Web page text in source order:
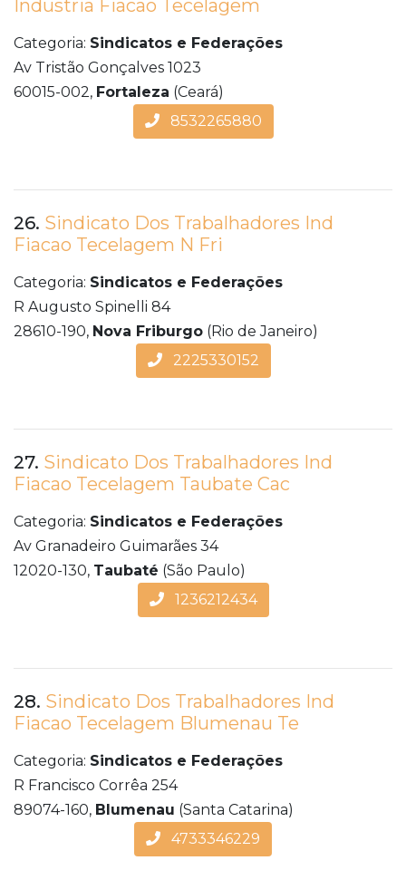
Industria Fiacao Tecelagem
Categoria: Sindicatos e Federações
Av Tristão Gonçalves 1023
60015-002, Fortaleza (Ceará)
8532265880
26. Sindicato Dos Trabalhadores Ind
Fiacao Tecelagem N Fri
Categoria: Sindicatos e Federações
R Augusto Spinelli 84
28610-190, Nova Friburgo (Rio de Janeiro)
2225330152
27. Sindicato Dos Trabalhadores Ind
Fiacao Tecelagem Taubate Cac
Categoria: Sindicatos e Federações
Av Granadeiro Guimarães 34
12020-130, Taubaté (São Paulo)
1236212434
28. Sindicato Dos Trabalhadores Ind
Fiacao Tecelagem Blumenau Te
Categoria: Sindicatos e Federações
R Francisco Corrêa 254
89074-160, Blumenau (Santa Catarina)
4733346229